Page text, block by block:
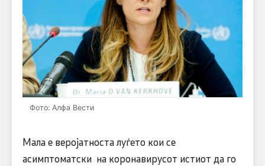
Фото: Алфа Вести
Мала е веројатноста луѓето кои се
асимптоматски на коронавирусот истиот да го